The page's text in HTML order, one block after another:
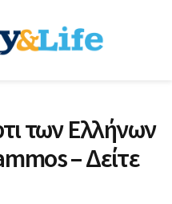
των Ελλήνων
– Δείτε